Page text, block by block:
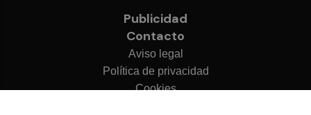
Publicidad
Contacto
Aviso legal
Política de privacidad
Cookies